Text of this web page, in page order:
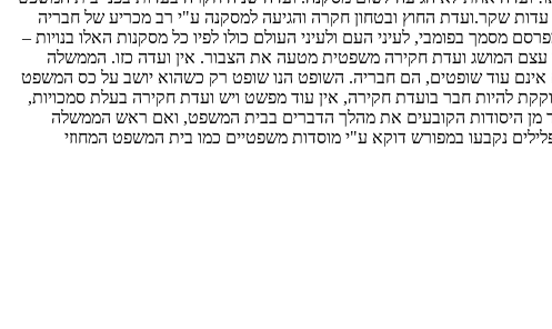
שקר.ועדת החוץ ובטחון חקרה והגיעה למסקנה ע"י רב מכריע של חבריה
ושר הבחון מפרסם מסמך בפומבי, לעיני העם ולעיני העולם כולו לפיו כל מסקנות האלו בנויות –
עצם המושג ועדת חקירה משפטית מטעה את הצבור. אין ועדה כזו. הממשלה
גם לו בועדת חקירה היו יושבים 3 שופטים, בשבתם בועדת חקירה הם אינם עוד שופטים, הם חבריה. השופט הנו שופט רק כשהוא יושב על כס המשפט
להיות חבר בועדת חקירה, אין עוד מפשט ויש ועדת חקירה בעלת סמכויות,
מן היסודות הקובעים את מהלך הדברים בבית המשפט, ואם ראש הממשלה
נקבעו במפורש דוקא ע"י מוסדות משפטיים כמו בית המשפט המחוזי